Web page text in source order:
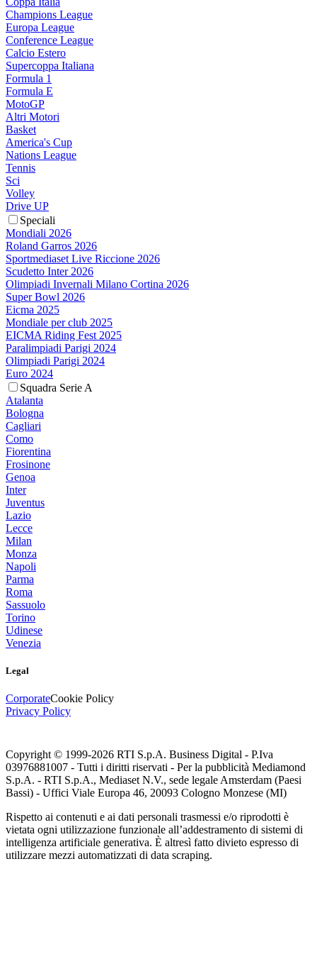
Champions League
Europa League
Conference League
Calcio Estero
Supercoppa Italiana
Formula 1
Formula E
MotoGP
Altri Motori
Basket
America's Cup
Nations League
Tennis
Sci
Volley
Drive UP
Speciali
Mondiali 2026
Roland Garros 2026
Sportmediaset Live Riccione 2026
Scudetto Inter 2026
Olimpiadi Invernali Milano Cortina 2026
Super Bowl 2026
Eicma 2025
Mondiale per club 2025
EICMA Riding Fest 2025
Paralimpiadi Parigi 2024
Olimpiadi Parigi 2024
Euro 2024
Squadra Serie A
Atalanta
Bologna
Cagliari
Como
Fiorentina
Frosinone
Genoa
Inter
Juventus
Lazio
Lecce
Milan
Monza
Napoli
Parma
Roma
Sassuolo
Torino
Udinese
Venezia
Legal
CorporateCookie Policy
Privacy Policy
Copyright © 1999-2026 RTI S.p.A. Business Digital - P.Iva
03976881007 - Tutti i diritti riservati - Per la pubblicità Mediamond
S.p.A. - RTI S.p.A., Mediaset N.V., sede legale Amsterdam (Paesi
Bassi) - Uffici Viale Europa 46, 20093 Cologno Monzese (MI)
Rispetto ai contenuti e ai dati personali trasmessi e/o riprodotti è
vietata ogni utilizzazione funzionale all’addestramento di sistemi di
intelligenza artificiale generativa. È altresì fatto divieto espresso di
utilizzare mezzi automatizzati di data scraping.